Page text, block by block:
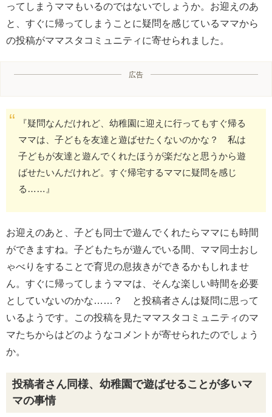
ってしまうママもいるのではないでしょうか。お迎えのあ
と、すぐに帰ってしまうことに疑問を感じているママから
の投稿がママスタコミュニティに寄せられました。
広告
『疑問なんだけれど、幼稚園に迎えに行ってもすぐ帰る
ママは、子どもを友達と遊ばせたくないのかな？ 私は
子どもが友達と遊んでくれたほうが楽だなと思うから遊
ばせたいんだけれど。すぐ帰宅するママに疑問を感じ
る……』
お迎えのあと、子ども同士で遊んでくれたらママにも時間
ができますね。子どもたちが遊んでいる間、ママ同士おし
ゃべりをすることで育児の息抜きができるかもしれませ
ん。すぐに帰ってしまうママは、そんな楽しい時間を必要
としていないのかな……？ と投稿者さんは疑問に思って
いるようです。この投稿を見たママスタコミュニティのマ
マたちからはどのようなコメントが寄せられたのでしょう
か。
投稿者さん同様、幼稚園で遊ばせることが多いマ
マの事情